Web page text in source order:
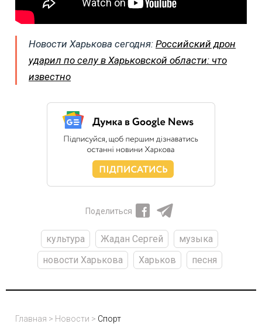
Новости Харькова сегодня: Российский дрон
ударил по селу в Харьковской области: что
известно
Поделиться
культура Жадан Сергей
музыка
новости Харькова
Харьков песня
Главная > Новости > Спорт